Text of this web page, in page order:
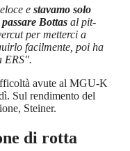
e stavamo solo
Bottas al pit-
per metterci a
facilmente, poi ha
ERS".
avute al MGU-K
Sul rendimento del
Steiner.
di rotta